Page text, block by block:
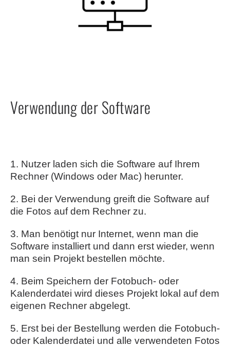
Verwendung der Software
1. Nutzer laden sich die Software auf Ihrem
Rechner (Windows oder Mac) herunter.
2. Bei der Verwendung greift die Software auf
die Fotos auf dem Rechner zu.
3. Man benötigt nur Internet, wenn man die
Software installiert und dann erst wieder, wenn
man sein Projekt bestellen möchte.
4. Beim Speichern der Fotobuch- oder
Kalenderdatei wird dieses Projekt lokal auf dem
eigenen Rechner abgelegt.
5. Erst bei der Bestellung werden die Fotobuch-
oder Kalenderdatei und alle verwendeten Fotos